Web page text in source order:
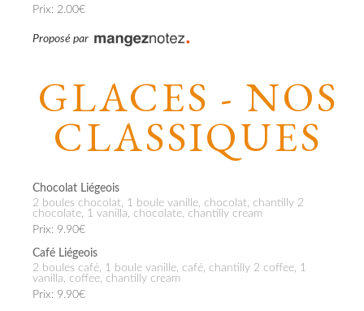
Prix: 2.00€
Proposé par
GLACES - NOS
CLASSIQUES
Chocolat Liégeois
2 boules chocolat, 1 boule vanille, chocolat, chantilly 2
chocolate, 1 vanilla, chocolate, chantilly cream
Prix: 9.90€
Café Liégeois
2 boules café, 1 boule vanille, café, chantilly 2 coffee, 1
vanilla, coffee, chantilly cream
Prix: 9.90€